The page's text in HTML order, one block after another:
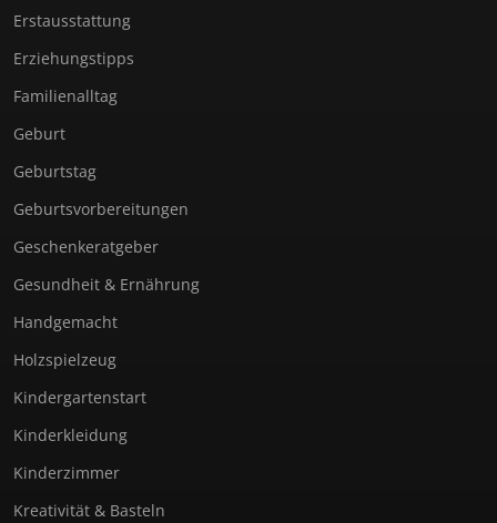
Erstausstattung
Erziehungstipps
Familienalltag
Geburt
Geburtstag
Geburtsvorbereitungen
Geschenkeratgeber
Gesundheit & Ernährung
Handgemacht
Holzspielzeug
Kindergartenstart
Kinderkleidung
Kinderzimmer
Kreativität & Basteln